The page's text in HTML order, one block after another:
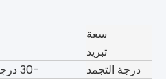
سعة
تبريد
درجة التجمد
-30 درجة مئوية إلى -40 درجة مئوية